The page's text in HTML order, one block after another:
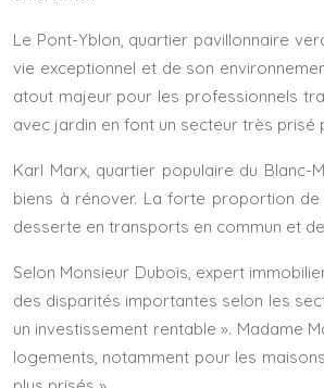
Le Pont-Yblon, quartier pavillonnaire
vie exceptionnel et de son
atout majeur pour les professionnels
avec jardin en font un secteur très
Karl Marx, quartier populaire du
biens à rénover. La forte proportion de
desserte en transports en commun et
Selon Monsieur Dubois, expert
des disparités importantes selon les
un investissement rentable ». Madame
logements, notamment pour les